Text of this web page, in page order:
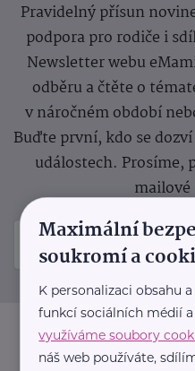
Pravidelný přísun
podpora pro rodiče i
Newsletter webu
odběru a čtěte o
v náročném období
Buďte první, kdo se
událostech. Prosíme,
mailové
Maximální
soukromí a
K personalizaci obsahu
funkcí sociálních médií
využíváme soubory
náš web používáte,